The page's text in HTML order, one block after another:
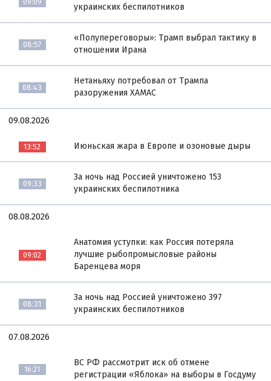
украинских беспилотников
08:57
«Полупереговоры»: Трамп выбрал тактику в
отношении Ирана
08:43
Нетаньяху потребовал от Трампа
разоружения ХАМАС
09.08.2026
13:52 Июньская жара в Европе и озоновые дыры
09:33
За ночь над Россией уничтожено 153
украинских беспилотника
08.08.2026
09:02
Анатомия уступки: как Россия потеряла
лучшие рыбопромысловые районы
Баренцева моря
08:31
За ночь над Россией уничтожено 397
украинских беспилотников
07.08.2026
16:21
ВС РФ рассмотрит иск об отмене
регистрации «Яблока» на выборы в Госдуму